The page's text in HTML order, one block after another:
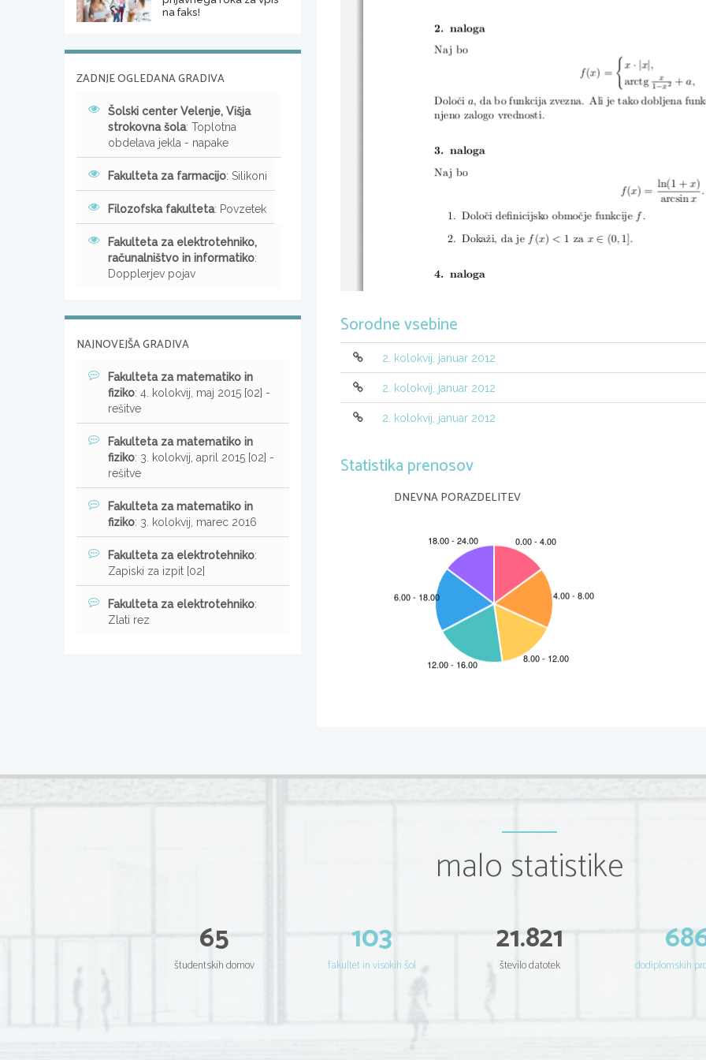
2. naloga
Naj bo
f (x) =
{ x ·|x|,
arctg
x
1− x2 + a,
Doloˇci a, da bo funkcija zvezna.  Ali je tako dobljena
njeno zalogo vrednosti.
3. naloga
Naj bo
f (x) =
ln(1 + x)
arcsinx
.
1.  Doloˇci definicijsko obmoˇcje funkcije f .
2.  Dokaˇzi, da je f (x) < 1 za x ∈ (0,1].
4. naloga
+
(Namig:  Pomagaj si z izrazom e (f (a) − f (x))(p(b) − p(
Sorodne vsebine
2. kolokvij, januar 2012
2. kolokvij, januar 2012
2. kolokvij, januar 2012
Statistika prenosov
DNEVNA PORAZDELITEV
na faks!
ZADNJE OGLEDANA GRADIVA
Šolski center Velenje, Višja
strokovna šola: Toplotna
obdelava jekla - napake
Fakulteta za farmacijo: Silikoni
Filozofska fakulteta: Povzetek
Fakulteta za elektrotehniko,
računalništvo in informatiko:
Dopplerjev pojav
NAJNOVEJŠA GRADIVA
Fakulteta za matematiko in
fiziko: 4. kolokvij, maj 2015 [02] -
rešitve
Fakulteta za matematiko in
fiziko: 3. kolokvij, april 2015 [02] -
rešitve
Fakulteta za matematiko in
fiziko: 3. kolokvij, marec 2016
Fakulteta za elektrotehniko:
Zapiski za izpit [02]
Fakulteta za elektrotehniko:
Zlati rez
malo statistike
65
študentskih domov
103
fakultet in visokih šol
21.821
število datotek dodiplomskih